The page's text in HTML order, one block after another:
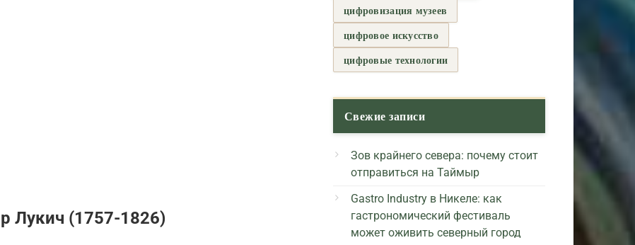
Лукич (1757-1826)
цифровизация музеев
цифровое искусство
цифровые технологии
Свежие записи
Зов крайнего севера: почему стоит
отправиться на Таймыр
Gastro Industry в Никеле: как
гастрономический фестиваль
может оживить северный город